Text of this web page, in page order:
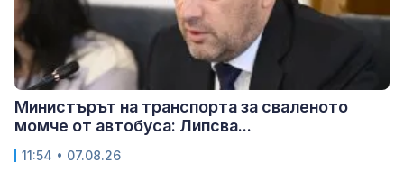
Министърът на транспорта за сваленото
момче от автобуса: Липсва...
11:54 • 07.08.26